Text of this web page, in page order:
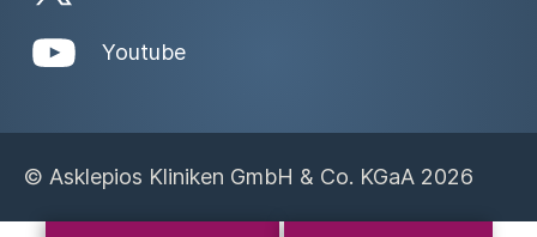
Youtube
© Asklepios Kliniken GmbH & Co. KGaA 2026